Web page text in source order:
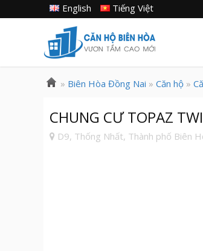
Tiếng Việt
English
» Biên Hòa Đồng Nai » Căn hộ »
CHUNG CƯ TOPAZ
D9, Thống Nhất, Thành phố Biên